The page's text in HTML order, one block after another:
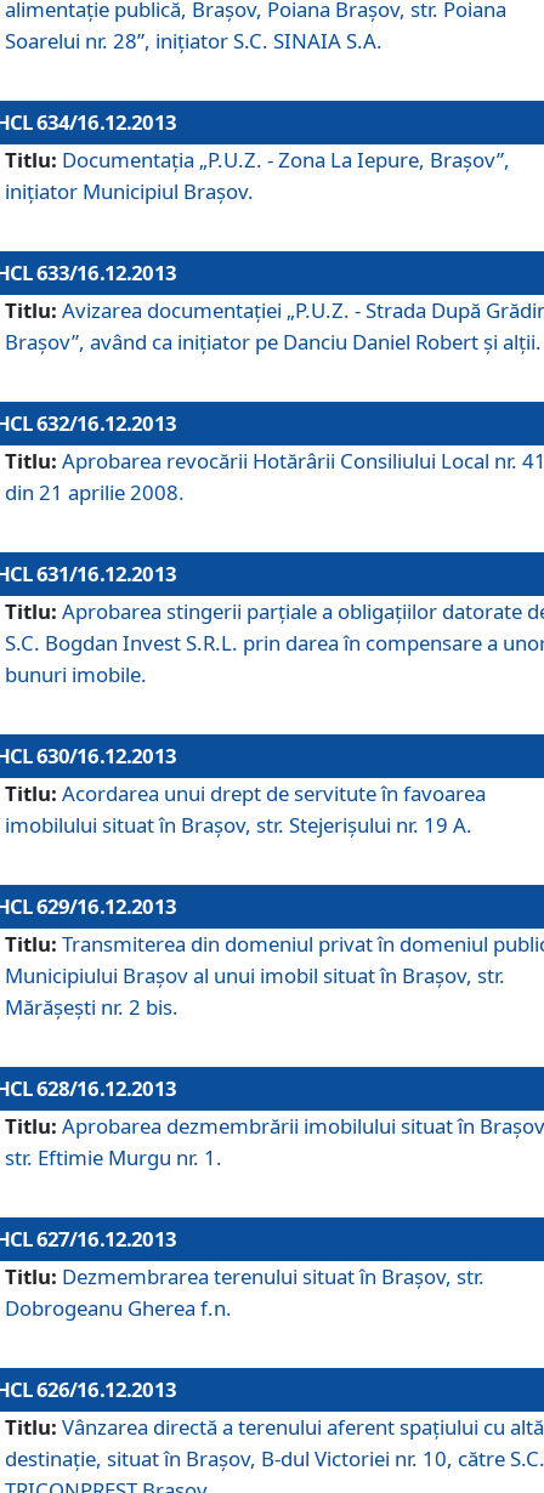
alimentaţie publică, Braşov, Poiana Braşov, str. Poiana
Soarelui nr. 28”, iniţiator S.C. SINAIA S.A.
634/16.12.2013
Titlu: Documentaţia „P.U.Z. - Zona La Iepure, Braşov”,
iniţiator Municipiul Braşov.
633/16.12.2013
Titlu: Avizarea documentaţiei „P.U.Z. - Strada După
Braşov”, având ca iniţiator pe Danciu Daniel Robert şi alţii.
632/16.12.2013
Titlu: Aprobarea revocării Hotărârii Consiliului Local nr.
din 21 aprilie 2008.
631/16.12.2013
Titlu: Aprobarea stingerii parţiale a obligaţiilor datorate
S.C. Bogdan Invest S.R.L. prin darea în compensare a
bunuri imobile.
630/16.12.2013
Titlu: Acordarea unui drept de servitute în favoarea
imobilului situat în Braşov, str. Stejerişului nr. 19 A.
629/16.12.2013
Titlu: Transmiterea din domeniul privat în domeniul
Municipiului Braşov al unui imobil situat în Braşov, str.
Mărăşeşti nr. 2 bis.
628/16.12.2013
Titlu: Aprobarea dezmembrării imobilului situat în
str. Eftimie Murgu nr. 1.
627/16.12.2013
Titlu: Dezmembrarea terenului situat în Braşov, str.
Dobrogeanu Gherea f.n.
626/16.12.2013
Titlu: Vânzarea directă a terenului aferent spaţiului cu altă
destinaţie, situat în Braşov, B-dul Victoriei nr. 10, către S.C.